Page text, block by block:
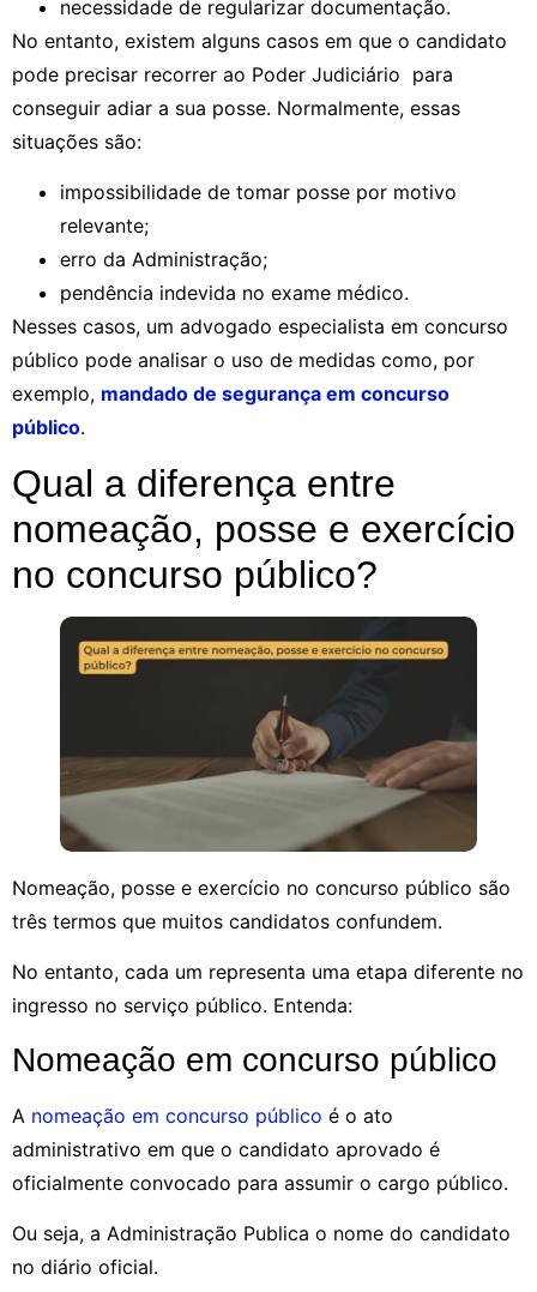
necessidade de regularizar documentação.
No entanto, existem alguns casos em que o candidato
pode precisar recorrer ao Poder Judiciário para
conseguir adiar a sua posse. Normalmente, essas
situações são:
impossibilidade de tomar posse por motivo
relevante;
erro da Administração;
pendência indevida no exame médico.
Nesses casos, um advogado especialista em concurso
público pode analisar o uso de medidas como, por
exemplo, mandado de segurança em concurso
público.
Qual a diferença entre
nomeação, posse e exercício
no concurso público?
Nomeação, posse e exercício no concurso público são
três termos que muitos candidatos confundem.
No entanto, cada um representa uma etapa diferente no
ingresso no serviço público. Entenda:
Nomeação em concurso público
A nomeação em concurso público é o ato
administrativo em que o candidato aprovado é
oficialmente convocado para assumir o cargo público.
Ou seja, a Administração Publica o nome do candidato
no diário oficial.